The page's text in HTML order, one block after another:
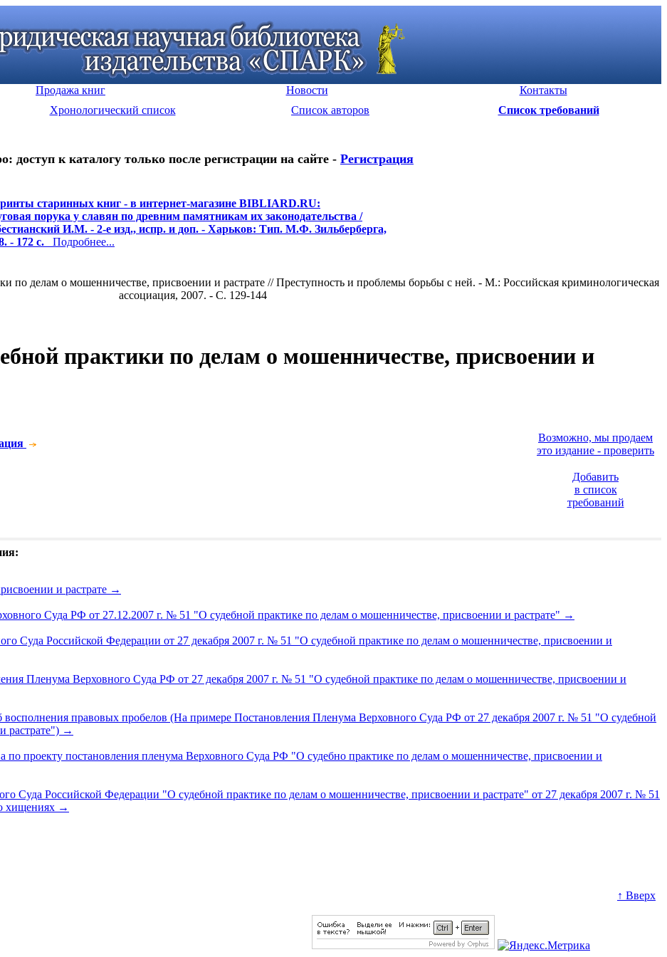
Продажа книг Новости
Контакты
Хронологический список Список авторов Список требований
доступ к каталогу только после регистрации на сайте - Регистрация
старинных книг - в интернет-магазине BIBLIARD.RU:
порука у славян по древним памятникам их законодательства /
И.М. - 2-е изд., испр. и доп. - Харьков: Тип. М.Ф. Зильберберга,
- 172 с. Подробнее...
делам о мошенничестве, присвоении и растрате // Преступность и проблемы борьбы с ней. - М.: Российская криминологическая
ассоциация, 2007. - С. 129-144
практики по делам о мошенничестве, присвоении и
Возможно, мы продаем
это издание - проверить
Добавить
в список
требований
и растрате →
Суда РФ от 27.12.2007 г. № 51 "О судебной практике по делам о мошенничестве, присвоении и растрате" →
Суда Российской Федерации от 27 декабря 2007 г. № 51 "О судебной практике по делам о мошенничестве, присвоении и
Пленума Верховного Суда РФ от 27 декабря 2007 г. № 51 "О судебной практике по делам о мошенничестве, присвоении и
восполнения правовых пробелов (На примере Постановления Пленума Верховного Суда РФ от 27 декабря 2007 г. № 51 "О судебной
растрате") →
проекту постановления пленума Верховного Суда РФ "О судебно практике по делам о мошенничестве, присвоении и
Суда Российской Федерации "О судебной практике по делам о мошенничестве, присвоении и растрате" от 27 декабря 2007 г. № 51
хищениях →
↑ Вверх